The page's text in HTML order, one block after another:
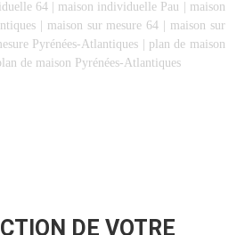
64| maison individuelle Pau
maison
maison sur mesure 64
maison sur
Pyrénées-Atlantiques
plan de maison
de maison Pyrénées-Atlantiques
DE VOTRE